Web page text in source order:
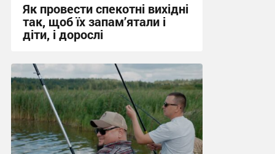
Як провести спекотні вихідні
так, щоб їх запам’ятали і
діти, і дорослі
10:02, 6.08.2026